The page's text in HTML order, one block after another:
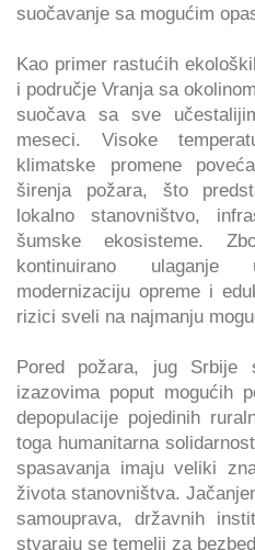
suočavanje sa mogućim
Kao primer rastućih
i područje Vranja sa
suočava sa sve
meseci. Visoke
klimatske promene
širenja požara, što
lokalno stanovništvo,
šumske ekosisteme.
kontinuirano
modernizaciju opreme i
rizici sveli na najmanju
Pored požara, jug
izazovima poput mogućih
depopulacije pojedinih
toga humanitarna
spasavanja imaju veliki
života stanovništva.
samouprava, državnih
stvaraju se temelji za